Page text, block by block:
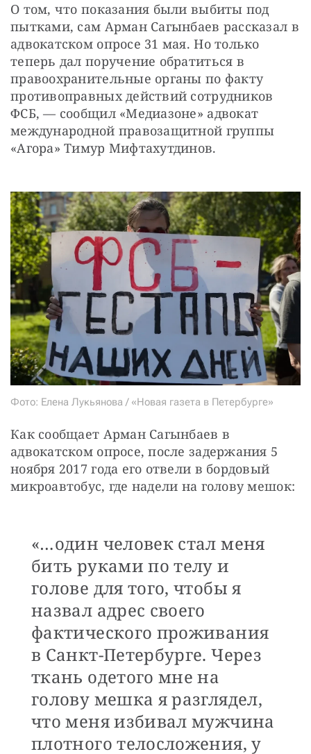
О том, что показания были выбиты под
пытками, сам Арман Сагынбаев рассказал в
адвокатском опросе 31 мая. Но только
теперь дал поручение обратиться в
правоохранительные органы по факту
противоправных действий сотрудников
ФСБ, — сообщил «Медиазоне» адвокат
международной правозащитной группы
«Агора» Тимур Мифтахутдинов.
Фото: Елена Лукьянова / «Новая газета в Петербурге»
Как сообщает Арман Сагынбаев в
адвокатском опросе, после задержания 5
ноября 2017 года его отвели в бордовый
микроавтобус, где надели на голову мешок:
«…один человек стал меня
бить руками по телу и
голове для того, чтобы я
назвал адрес своего
фактического проживания
в Санкт-Петербурге. Через
ткань одетого мне на
голову мешка я разглядел,
что меня избивал мужчина
плотного телосложения, у